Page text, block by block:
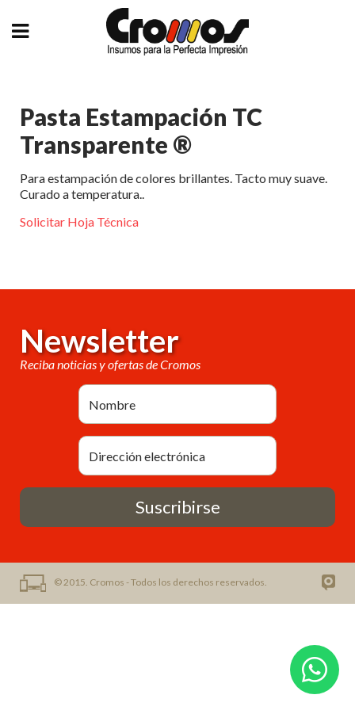
Pasta Estampación TC
Transparente ®
Para estampación de colores brillantes. Tacto muy suave.
Curado a temperatura..
Solicitar Hoja Técnica
Newsletter
Reciba noticias y ofertas de Cromos
Suscribirse
© 2015. Cromos - Todos los derechos reservados.